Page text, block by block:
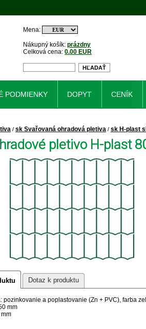
/ sk Svařovaná ohradová pletiva / sk H-plast
pletivo H-plast
Dotaz k produktu
pozinkovanie a poplastovanie (Zn + PVC), farba
mm
Nákupný košík: prázdny
Celková cena: 0.00 EUR
Mena:
PODMIENKY DOPYT CENÍK